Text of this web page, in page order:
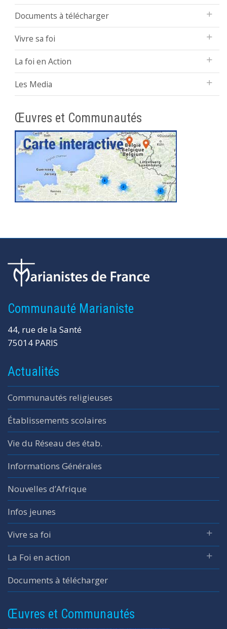
Documents à télécharger
Vivre sa foi
La foi en Action
Les Media
Œuvres et Communautés
Communauté Marianiste
44, rue de la Santé
75014 PARIS
Actualités
Communautés religieuses
Établissements scolaires
Vie du Réseau des étab.
Informations Générales
Nouvelles d’Afrique
Infos jeunes
Vivre sa foi
La Foi en action
Documents à télécharger
Œuvres et Communautés